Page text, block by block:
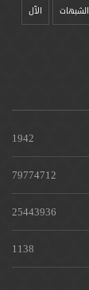
الشبهات الآل
1942
79774712
25443936
1138